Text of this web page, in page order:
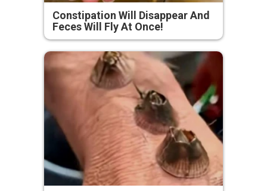
Constipation Will Disappear And
Feces Will Fly At Once!